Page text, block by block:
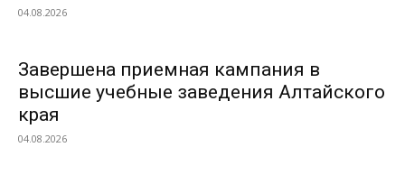
04.08.2026
Завершена приемная кампания в
высшие учебные заведения Алтайского
края
04.08.2026